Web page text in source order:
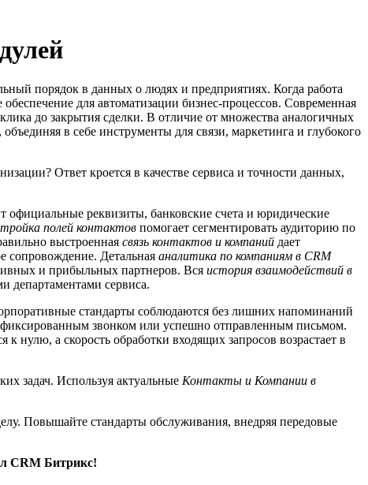
порядок в данных о людях и предприятиях. Когда работа
для автоматизации бизнес-процессов. Современная
до закрытия сделки. В отличие от множества аналогичных
в себе инструменты для связи, маркетинга и глубокого
Ответ кроется в качестве сервиса и точности данных,
официальные реквизиты, банковские счета и юридические
полей контактов помогает сегментировать аудиторию по
выстроенная связь контактов и компаний дает
сопровождение. Детальная аналитика по компаниям в CRM
и прибыльных партнеров. Вся история взаимодействий в
департаментами сервиса.
стандарты соблюдаются без лишних напоминаний
звонком или успешно отправленным письмом.
нулю, а скорость обработки входящих запросов возрастает в
задач. Используя актуальные Контакты и Компании в
Повышайте стандарты обслуживания, внедряя передовые
CRM Битрикс!